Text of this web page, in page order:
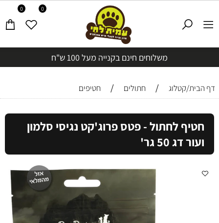
משלוחים חינם בקנייה מעל 100 ש"ח
0 0
דף הבית/קטלוג / חתולים / חטיפים
חטיף לחתול - פטס פרוג'קט נגיסי סלמון
ועור דג 50 גר'